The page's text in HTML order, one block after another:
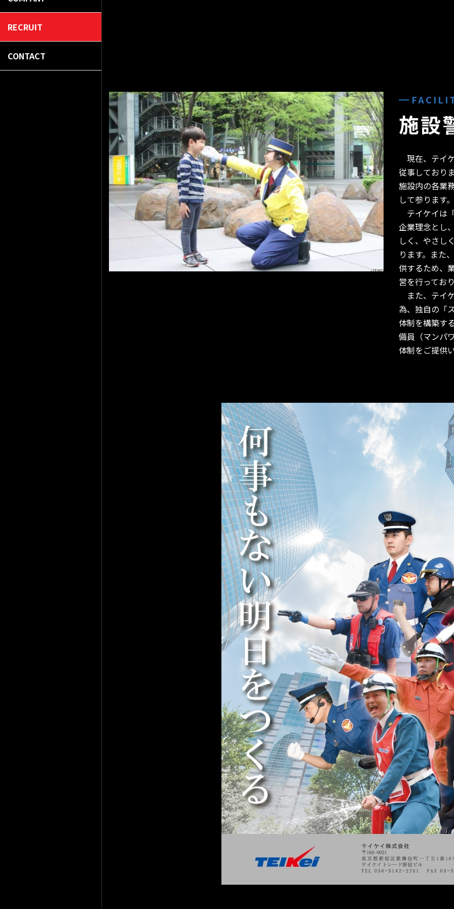
RECRUIT
CONTACT
施設
現在、テイ
従事しており
施設内の各業
して参ります。
テイケイは
企業理念とし
しく、やさし
ります。また
供するため、
営を行って
また、テイ
為、独自の「
体制を構築す
備員（マンパ
体制をご提供